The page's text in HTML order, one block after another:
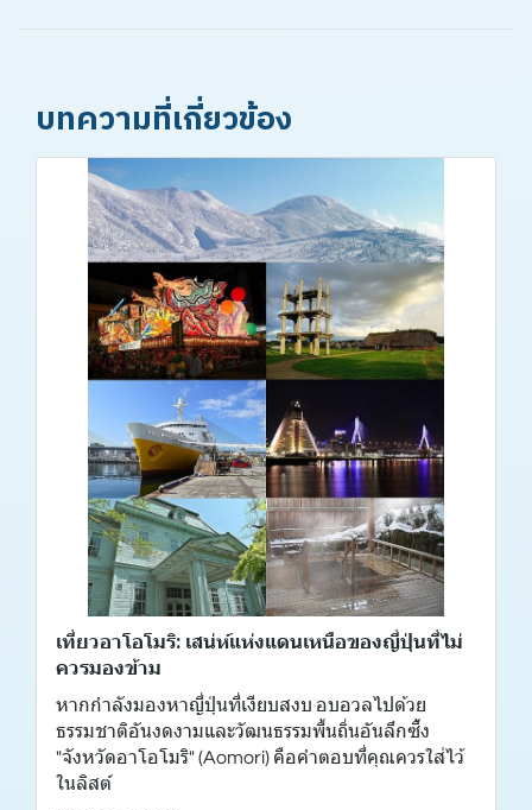
บทความที่เกี่ยวข้อง
เที่ยวอาโอโมริ: เสน่ห์แห่งแดนเหนือของญี่ปุ่นที่ไม่
ควรมองข้าม
หากกำลังมองหาญี่ปุ่นที่เงียบสงบ อบอวลไปด้วย
ธรรมชาติอันงดงามและวัฒนธรรมพื้นถิ่นอันลึกซึ้ง
"จังหวัดอาโอโมริ" (Aomori) คือคำตอบที่คุณควรใส่ไว้
ในลิสต์